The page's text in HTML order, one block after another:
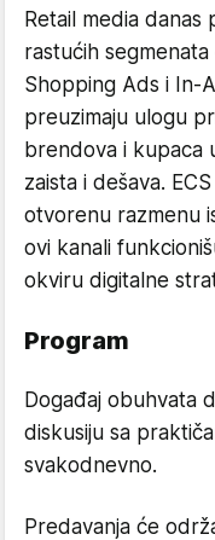
Retail media
rastućih
Shopping Ads i In-
preuzimaju ulogu
brendova i kupaca
zaista i dešava.
otvorenu razmenu
ovi kanali
okviru digitalne
Program
Događaj obuhvata
diskusiju sa
svakodnevno.
Predavanja će